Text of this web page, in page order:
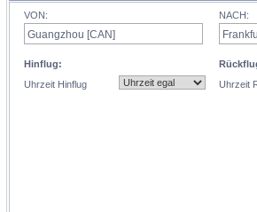
VON:
Hinflug:
Uhrzeit Hinflug
NACH:
Uhrzeit